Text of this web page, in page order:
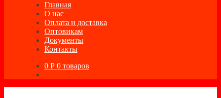
Главная
О нас
Оплата и доставка
Оптовикам
Документы
Контакты
0 Р 0 товаров